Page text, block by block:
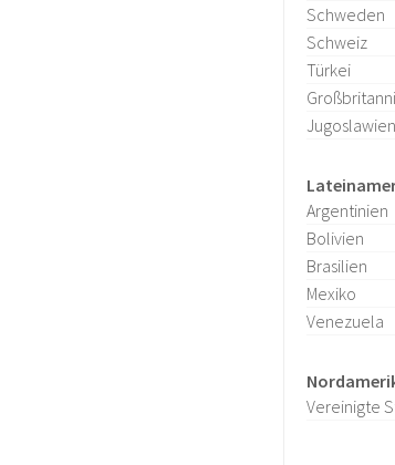
Schweden
Schweiz
Türkei
Jugoslawien
Argentinien
Bolivien
Brasilien
Mexiko
Venezuela
Vereinigte